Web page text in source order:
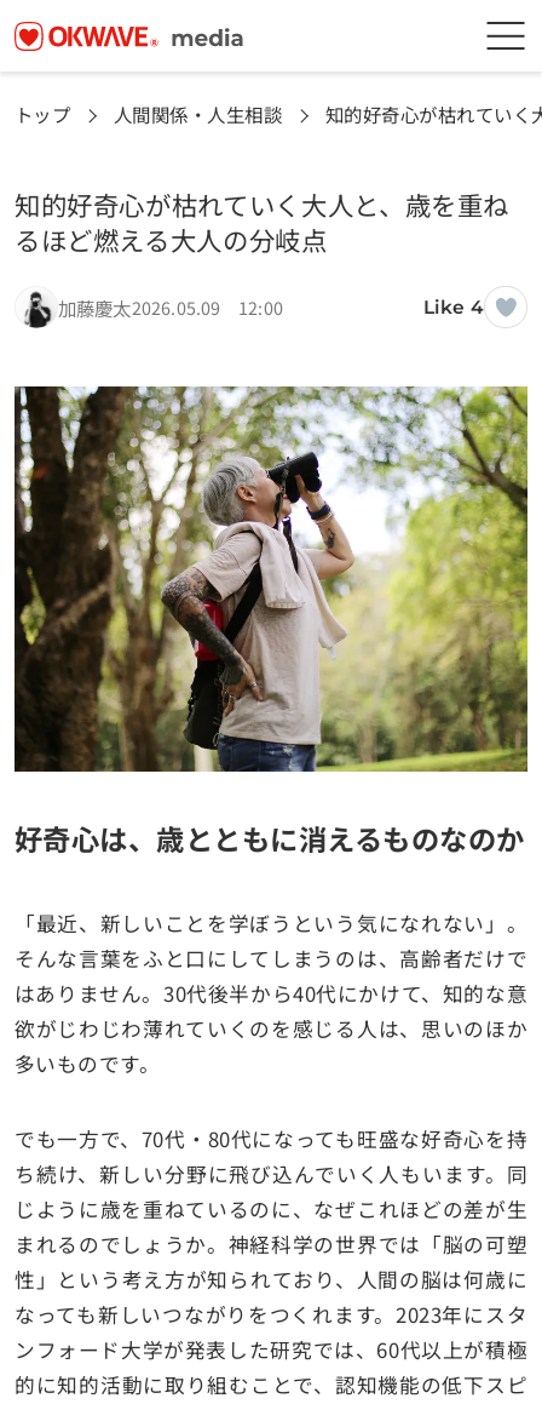
トップ 人間関係・人生相談 知的好奇心が枯れていく
知的好奇心が枯れていく大人と、歳を重ね
るほど燃える大人の分岐点
加藤慶太2026.05.09 12:00 Like 4
好奇心は、歳とともに消えるものなのか
「最近、新しいことを学ぼうという気になれない」。
そんな言葉をふと口にしてしまうのは、高齢者だけで
はありません。30代後半から40代にかけて、知的な意
欲がじわじわ薄れていくのを感じる人は、思いのほか
多いものです。
でも一方で、70代・80代になっても旺盛な好奇心を持
ち続け、新しい分野に飛び込んでいく人もいます。同
じように歳を重ねているのに、なぜこれほどの差が生
まれるのでしょうか。神経科学の世界では「脳の可塑
性」という考え方が知られており、人間の脳は何歳に
なっても新しいつながりをつくれます。2023年にスタ
ンフォード大学が発表した研究では、60代以上が積極
的に知的活動に取り組むことで、認知機能の低下スピ